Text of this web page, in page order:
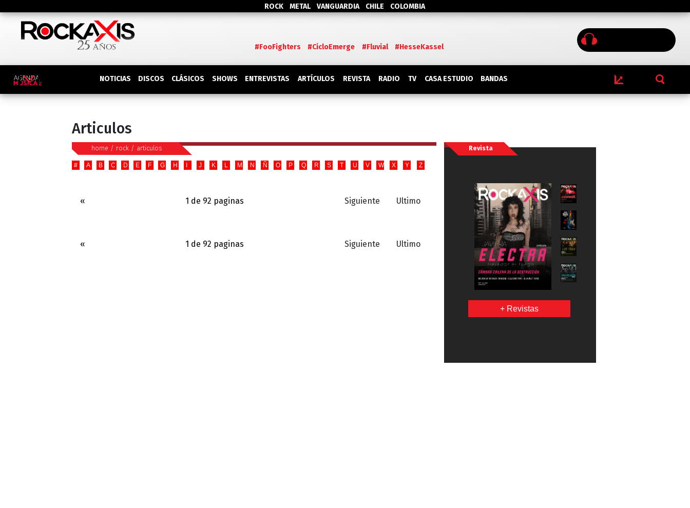
ROCK METAL VANGUARDIA CHILE COLOMBIA
#FooFighters #CicloEmerge #Fluvial #HesseKassel
NOTICIAS DISCOS CLÁSICOS SHOWS ENTREVISTAS ARTÍCULOS REVISTA RADIO TV CASA ESTUDIO BANDAS
Articulos
home / rock/ articulos
# A B C D E F G H J K L M N Ñ O P Q R S T U V W X Y Z
« 1 de 92 paginas Siguiente Ultimo
« 1 de 92 paginas Siguiente Ultimo
Revista
+ Revistas